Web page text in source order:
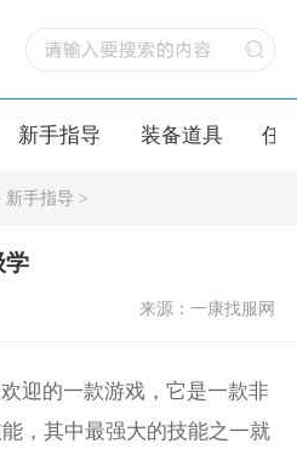
新手指导 装备道具 任
新手指导 >
学
来源：一康找服网
迎的一款游戏，它是一款非
，其中最强大的技能之一就